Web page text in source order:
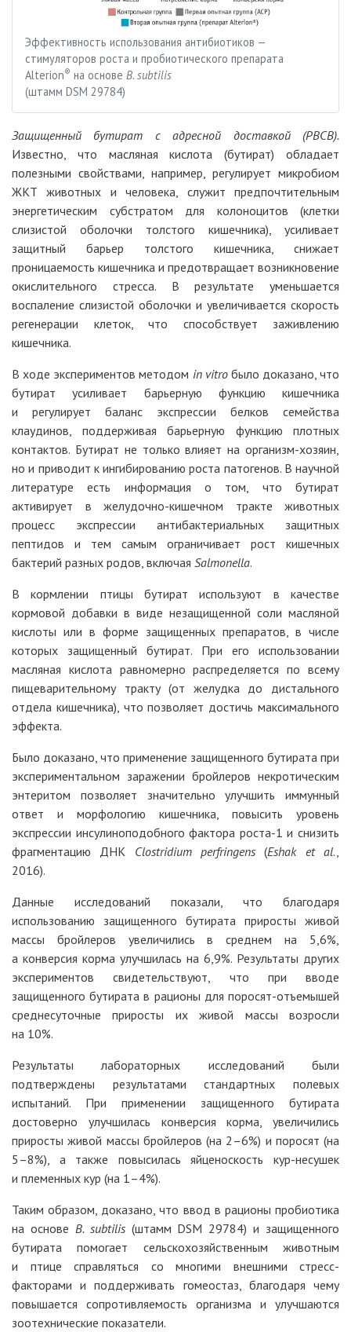
Эффективность использования антибиотиков —
стимуляторов роста и пробиотического препарата
Alterion® на основе B. subtilis
(штамм DSM 29784)
Защищенный бутират с адресной доставкой (PBCB).
Известно, что масляная кислота (бутират) обладает
полезными свойствами, например, регулирует микробиом
ЖКТ животных и человека, служит предпочтительным
энергетическим субстратом для колоноцитов (клетки
слизистой оболочки толстого кишечника), усиливает
защитный барьер толстого кишечника, снижает
проницаемость кишечника и предотвращает возникновение
окислительного стресса. В результате уменьшается
воспаление слизистой оболочки и увеличивается скорость
регенерации клеток, что способствует заживлению
кишечника.
В ходе экспериментов методом in vitro было доказано, что
бутират усиливает барьерную функцию кишечника
и регулирует баланс экспрессии белков семейства
клаудинов, поддерживая барьерную функцию плотных
контактов. Бутират не только влияет на организм-хозяин,
но и приводит к ингибированию роста патогенов. В научной
литературе есть информация о том, что бутират
активирует в желудочно-кишечном тракте животных
процесс экспрессии антибактериальных защитных
пептидов и тем самым ограничивает рост кишечных
бактерий разных родов, включая Salmonella.
В кормлении птицы бутират используют в качестве
кормовой добавки в виде незащищенной соли масляной
кислоты или в форме защищенных препаратов, в числе
которых защищенный бутират. При его использовании
масляная кислота равномерно распределяется по всему
пищеварительному тракту (от желудка до дистального
отдела кишечника), что позволяет достичь максимального
эффекта.
Было доказано, что применение защищенного бутирата при
экспериментальном заражении бройлеров некротическим
энтеритом позволяет значительно улучшить иммунный
ответ и морфологию кишечника, повысить уровень
экспрессии инсулиноподобного фактора роста-1 и снизить
фрагментацию ДНК Clostridium perfringens(Eshak et al.,
2016).
Данные исследований показали, что благодаря
использованию защищенного бутирата приросты живой
массы бройлеров увеличились в среднем на 5,6%,
а конверсия корма улучшилась на 6,9%. Результаты других
экспериментов свидетельствуют, что при вводе
защищенного бутирата в рационы для поросят-отъемышей
среднесуточные приросты их живой массы возрос­ли
на 10%.
Результаты лабораторных исследований были
подтверждены результатами стандартных полевых
испытаний. При применении защищенного бутирата
достоверно улучшилась конверсия корма, увеличились
приросты живой массы бройлеров (на 2–6%) и поросят (на
5–8%), а также повысилась яйценоскость кур-несушек
и племенных кур (на 1–4%).
Таким образом, доказано, что ввод в рационы пробиотика
на основе B. subtilis (штамм DSM 29784) и защищенного
бутирата помогает сельскохозяйственным животным
и птице справляться со многими внешними стресс-
факторами и поддерживать гомеостаз, благодаря чему
повышается сопротивляемость организма и улучшаются
зоотехнические показатели.